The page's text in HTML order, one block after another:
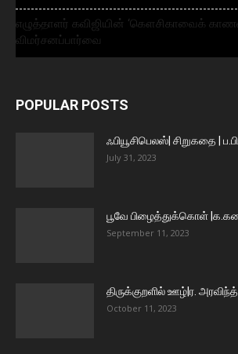
எழுத்தாளர் கவிஜியின் ‘கௌசிகாவைக்
விமர்சனப்பார்வை
POPULAR POSTS
ஃபியூசிபெலஸ்| சிறுகதை |
July 31, 2023
பூவே பிழைத்துக்கொள்
September 11, 2023
திருக்குறளில் ஊழ்|ர.
October 11, 2023